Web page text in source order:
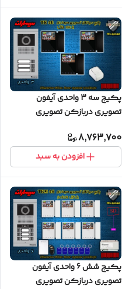
پکیج سه 3 واحدی آیفون
تصویری دربازکن تصویری
مشکی
8,763,700
افزودن به سبد
پکیج شش 6 واحدی آیفون
تصویری دربازکن تصویری